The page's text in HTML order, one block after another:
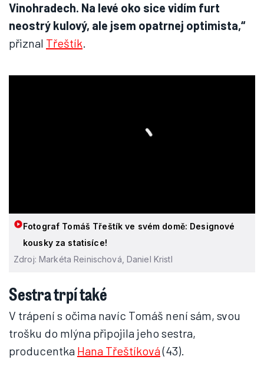
Vinohradech. Na levé oko sice vidím furt
neostrý kulový, ale jsem opatrnej optimista,“
přiznal Třeštík.
Fotograf Tomáš Třeštík ve svém domě: Designové
kousky za statisíce!
Zdroj: Markéta Reinischová, Daniel Kristl
Sestra trpí také
V trápení s očima navíc Tomáš není sám, svou
trošku do mlýna připojila jeho sestra,
producentka Hana Třeštíková(43).